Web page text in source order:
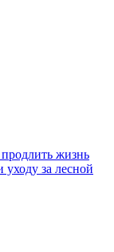
жизнь
за лесной